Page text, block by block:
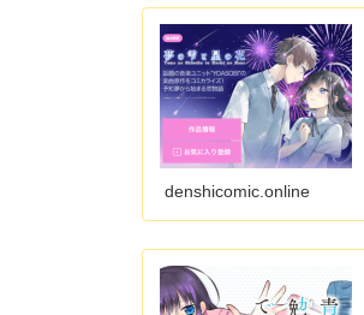
denshicomic.online